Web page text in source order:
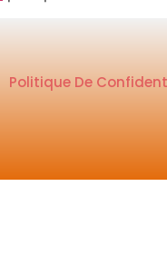
Politique De